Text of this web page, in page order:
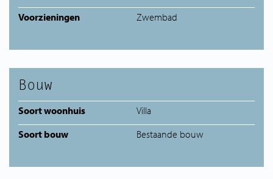
Voorzieningen
Zwembad
Bouw
Soort woonhuis
Villa
Soort bouw
Bestaande bouw